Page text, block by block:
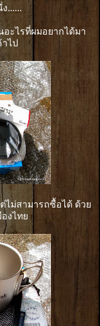
......
อะไรที่ผมอยากได้มา
ไป
ไม่สามารถซื้อได้ ด้วย
งไทย